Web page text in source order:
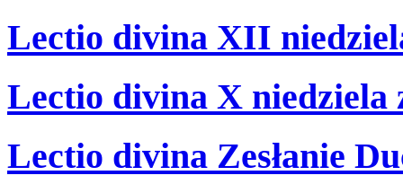
Lectio divina XII
Lectio divina X niedziela
Lectio divina Zesłanie